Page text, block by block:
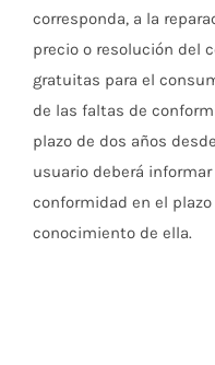
corresponda, a la
precio o resolución del
gratuitas para el
de las faltas de
plazo de dos años
usuario deberá
conformidad en el
conocimiento de ella.